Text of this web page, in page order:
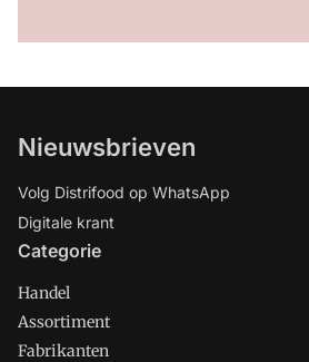
Nieuwsbrieven
Volg Distrifood op WhatsApp
Digitale krant
Categorie
Handel
Assortiment
Fabrikanten